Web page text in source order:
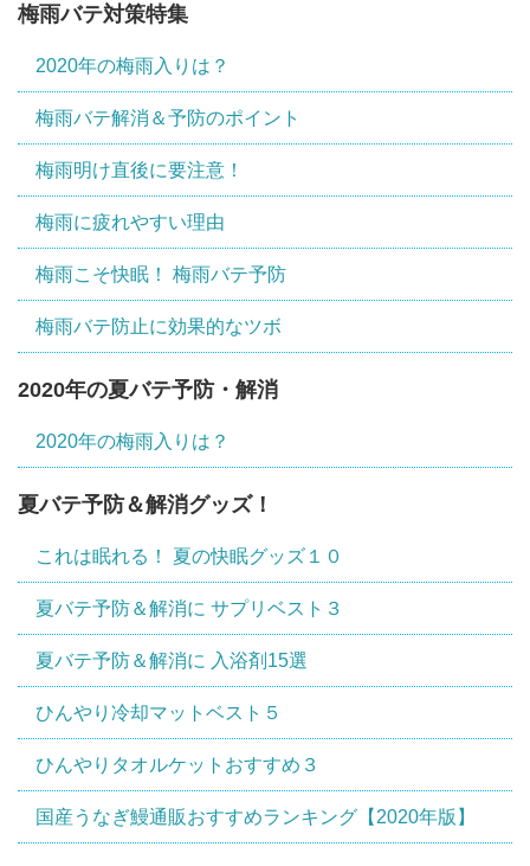
梅雨バテ対策特集
2020年の梅雨入りは？
梅雨バテ解消＆予防のポイント
梅雨明け直後に要注意！
梅雨に疲れやすい理由
梅雨こそ快眠！ 梅雨バテ予防
梅雨バテ防止に効果的なツボ
2020年の夏バテ予防・解消
2020年の梅雨入りは？
夏バテ予防＆解消グッズ！
これは眠れる！ 夏の快眠グッズ１０
夏バテ予防＆解消に サプリベスト３
夏バテ予防＆解消に 入浴剤15選
ひんやり冷却マットベスト５
ひんやりタオルケットおすすめ３
国産うなぎ鰻通販おすすめランキング【2020年版】